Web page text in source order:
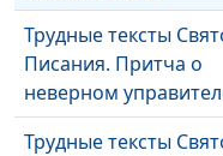
Трудные тексты
Писания. Притча о
неверном
Трудные тексты